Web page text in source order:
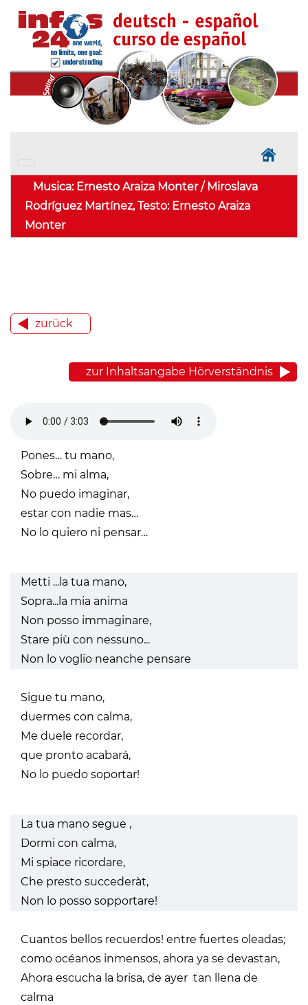
Musica: Ernesto Araiza Monter / Miroslava
Rodríguez Martínez, Testo: Ernesto Araiza
Monter
zurück
zur Inhaltsangabe Hörverständnis
Pones… tu mano,
Sobre… mi alma,
No puedo imaginar,
estar con nadie mas…
No lo quiero ni pensar…
Metti ...la tua mano,
Sopra...la mia anima
Non posso immaginare,
Stare più con nessuno...
Non lo voglio neanche pensare
Sigue tu mano,
duermes con calma,
Me duele recordar,
que pronto acabará,
No lo puedo soportar!
La tua mano segue ,
Dormi con calma,
Mi spiace ricordare,
Che presto succederàt,
Non lo posso sopportare!
Cuantos bellos recuerdos! entre fuertes oleadas;
como océanos inmensos, ahora ya se devastan,
Ahora escucha la brisa, de ayer tan llena de
calma